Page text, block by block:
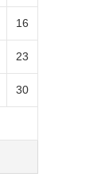
16
23
30